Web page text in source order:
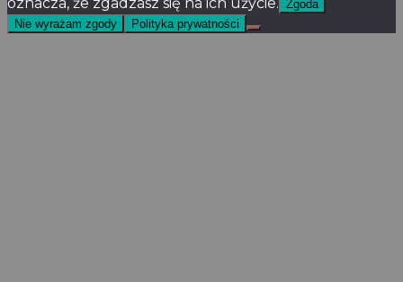
oznacza, że zgadzasz się na ich użycie. Zgoda
Nie wyrażam zgody
Polityka prywatności